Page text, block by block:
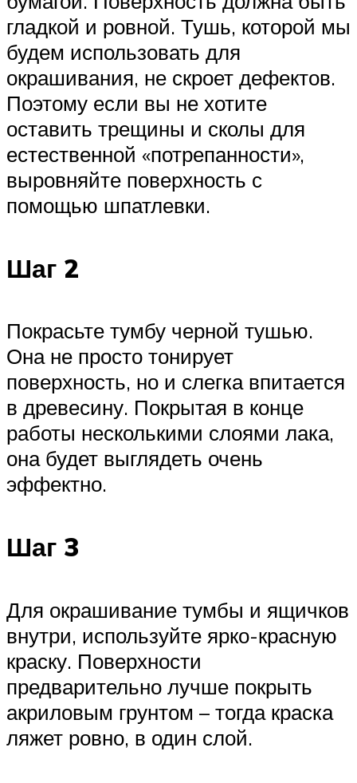
гладкой и ровной. Тушь, которой мы
будем использовать для
окрашивания, не скроет дефектов.
Поэтому если вы не хотите
оставить трещины и сколы для
естественной «потрепанности»,
выровняйте поверхность с
помощью шпатлевки.
Шаг 2
Покрасьте тумбу черной тушью.
Она не просто тонирует
поверхность, но и слегка впитается
в древесину. Покрытая в конце
работы несколькими слоями лака,
она будет выглядеть очень
эффектно.
Шаг 3
Для окрашивание тумбы и ящичков
внутри, используйте ярко-красную
краску. Поверхности
предварительно лучше покрыть
акриловым грунтом – тогда краска
ляжет ровно, в один слой.